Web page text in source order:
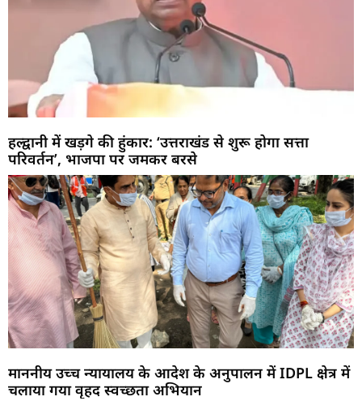
हल्द्वानी में खड़गे की हुंकार: ‘उत्तराखंड से शुरू होगा सत्ता
परिवर्तन’, भाजपा पर जमकर बरसे
माननीय उच्च न्यायालय के आदेश के अनुपालन में IDPL क्षेत्र में
चलाया गया वृहद स्वच्छता अभियान